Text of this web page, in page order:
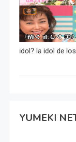
idol? la idol de
YUMEKI